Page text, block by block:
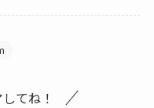
てね！